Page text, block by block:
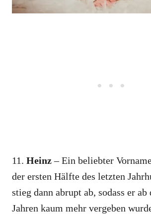
11. Heinz– Ein beliebter
der ersten Hälfte des letzten
stieg dann abrupt ab, sodass er ab
Jahren kaum mehr vergeben